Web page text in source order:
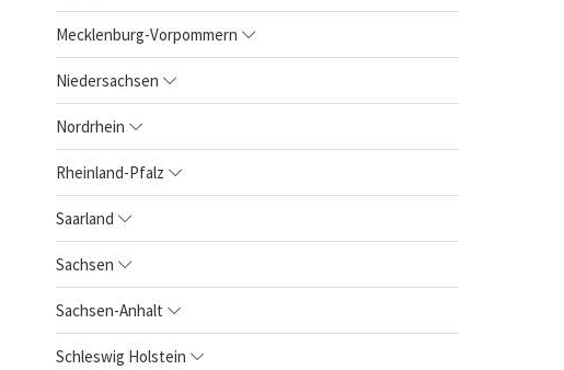
Mecklenburg-Vorpommern
Niedersachsen
Nordrhein
Rheinland-Pfalz
Saarland
Sachsen
Sachsen-Anhalt
Schleswig Holstein